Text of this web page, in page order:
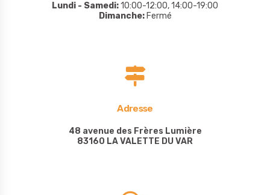
Lundi - Samedi:10:00-12:00, 14:00-19:00
Dimanche: Fermé
Adresse
48 avenue des Frères Lumière
83160 LA VALETTE DU VAR